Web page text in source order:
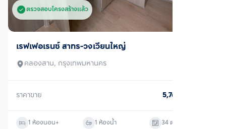
ตรวจสอบโครงสร้างแล้ว
ขาย
เรฟเฟอเรนซ์ สาทร-วงเวียนใหญ่
คลองสาน, กรุงเทพมหานคร
ราคาขาย 5,760,000
1 ห้องนอน+ 1 ห้องน้ำ 34 ตร.ม.